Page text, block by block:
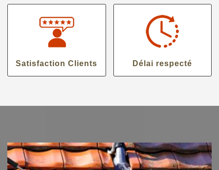
Satisfaction Clients Délai respecté